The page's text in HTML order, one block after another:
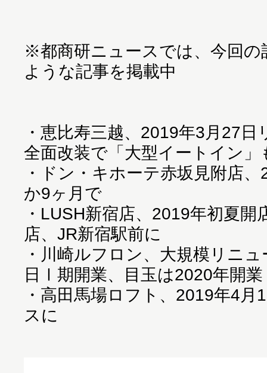
※都商研ニュースでは、今回の
ような記事を掲載中
・ 恵比寿三越、2019年3月27日
全面改装で「大型イートイン」
・
ドン・キホーテ赤坂見附店
か9ヶ月で
・ LUSH新宿店、2019年初夏開
店、JR新宿駅前に
・ 川崎ルフロン、大規模リニ
日Ⅰ期開業、目玉は2020年開業
・ 高田馬場ロフト、2019年4月
スに